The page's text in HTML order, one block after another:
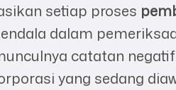
setiap proses
dalam
catatan
yang sedang